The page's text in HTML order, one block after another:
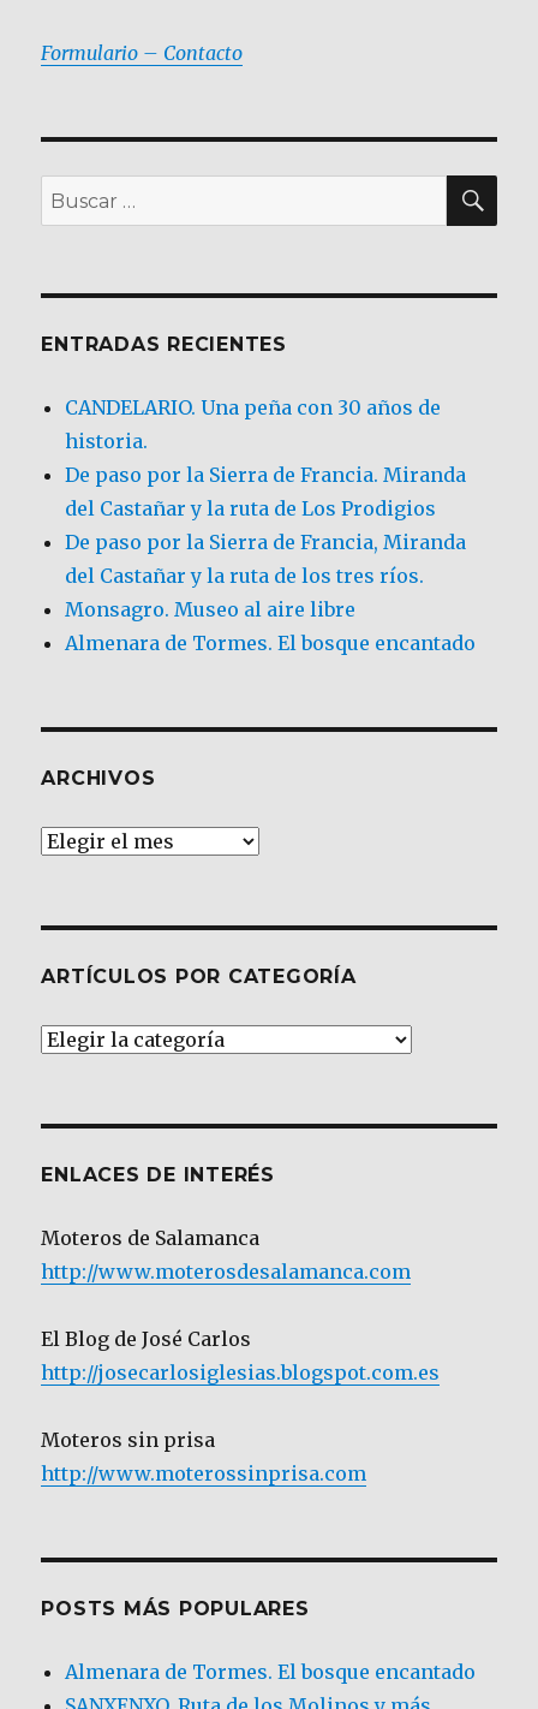
Formulario – Contacto
Buscar
por:
ENTRADAS RECIENTES
CANDELARIO. Una peña con 30 años de
historia.
De paso por la Sierra de Francia. Miranda
del Castañar y la ruta de Los Prodigios
De paso por la Sierra de Francia, Miranda
del Castañar y la ruta de los tres ríos.
Monsagro. Museo al aire libre
Almenara de Tormes. El bosque encantado
ARCHIVOS
Archivos
ARTÍCULOS POR CATEGORÍA
Artículos
ENLACES DE INTERÉS
Moteros de Salamanca
http://www.moterosdesalamanca.com
El Blog de José Carlos
http://josecarlosiglesias.blogspot.com.es
Moteros sin prisa
http://www.moterossinprisa.com
POSTS MÁS POPULARES
Almenara de Tormes. El bosque encantado